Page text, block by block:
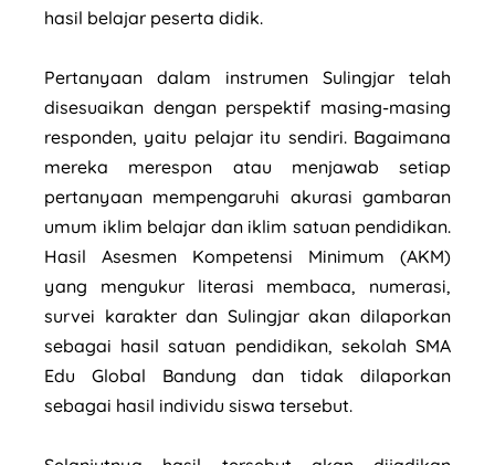
hasil belajar peserta didik.
Pertanyaan dalam instrumen Sulingjar telah
disesuaikan dengan perspektif masing-masing
responden, yaitu pelajar itu sendiri. Bagaimana
mereka merespon atau menjawab setiap
pertanyaan mempengaruhi akurasi gambaran
umum iklim belajar dan iklim satuan pendidikan.
Hasil Asesmen Kompetensi Minimum (AKM)
yang mengukur literasi membaca, numerasi,
survei karakter dan Sulingjar akan dilaporkan
sebagai hasil satuan pendidikan, sekolah SMA
Edu Global Bandung dan tidak dilaporkan
sebagai hasil individu siswa tersebut.